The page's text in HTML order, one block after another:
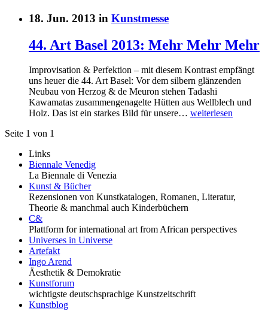
18. Jun. 2013 in Kunstmesse
44. Art Basel 2013: Mehr Mehr Mehr
Improvisation & Perfektion – mit diesem Kontrast empfängt
uns heuer die 44. Art Basel: Vor dem silbern glänzenden
Neubau von Herzog & de Meuron stehen Tadashi
Kawamatas zusammengenagelte Hütten aus Wellblech und
Holz. Das ist ein starkes Bild für unsere… weiterlesen
Seite 1 von 1
Links
Biennale Venedig
La Biennale di Venezia
Kunst & Bücher
Rezensionen von Kunstkatalogen, Romanen, Literatur,
Theorie & manchmal auch Kinderbüchern
C&
Plattform for international art from African perspectives
Universes in Universe
Artefakt
Ingo Arend
Äesthetik & Demokratie
Kunstforum
wichtigste deutschsprachige Kunstzeitschrift
Kunstblog